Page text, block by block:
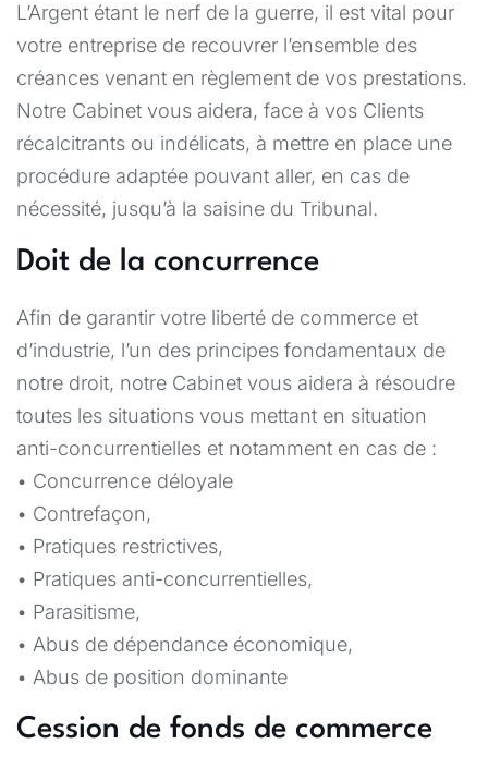
L’Argent étant le nerf de la guerre, il est vital pour
votre entreprise de recouvrer l’ensemble des
créances venant en règlement de vos prestations.
Notre Cabinet vous aidera, face à vos Clients
récalcitrants ou indélicats, à mettre en place une
procédure adaptée pouvant aller, en cas de
nécessité, jusqu’à la saisine du Tribunal.
Doit de la concurrence
Afin de garantir votre liberté de commerce et
d’industrie, l’un des principes fondamentaux de
notre droit, notre Cabinet vous aidera à résoudre
toutes les situations vous mettant en situation
anti-concurrentielles et notamment en cas de :
• Concurrence déloyale
• Contrefaçon,
• Pratiques restrictives,
• Pratiques anti-concurrentielles,
• Parasitisme,
• Abus de dépendance économique,
• Abus de position dominante
Cession de fonds de commerce